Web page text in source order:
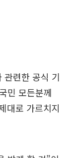
관련한 공식 기
민 모든분께
대로 가르치지